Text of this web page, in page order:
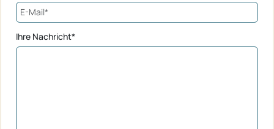
Ihre Nachricht*